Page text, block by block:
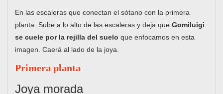
En las escaleras que conectan el sótano con la primera
planta. Sube a lo alto de las escaleras y deja que Gomiluigi
se cuele por la rejilla del suelo que enfocamos en esta
imagen. Caerá al lado de la joya.
Primera planta
Joya morada